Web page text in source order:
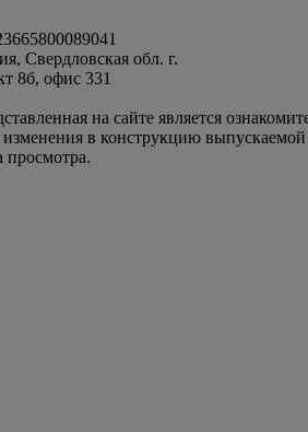
Свердловская обл. г.
8б, офис 331
на сайте является
изменения в конструкцию
просмотра.